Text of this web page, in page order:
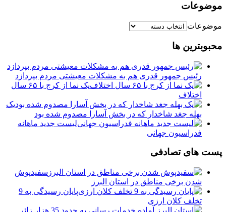
موضوعات
موضوعات
محبوبترین ها
رئیس جمهور قدری هم به مشکلات معیشتی مردم بپردازد
یک نما از کرج با ۶۵ سال
اختلاف
یک
بهله جغد شاخدار که در بخش آسارا مصدوم شده بود
لیست جدید ماهانه
فدراسیون جهانی
پست های تصادفی
سفیدپوش
شدن برخی مناطق در استان البرز
پایان رسیدگی به 9
تخلف کلان ارزی